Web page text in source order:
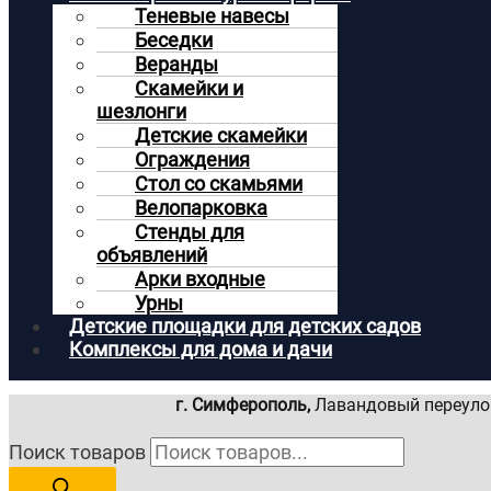
Теневые навесы
Беседки
Веранды
Скамейки и
шезлонги
Детские скамейки
Ограждения
Стол со скамьями
Велопарковка
Стенды для
объявлений
Арки входные
Урны
Детские площадки для детских садов
Комплексы для дома и дачи
г. Симферополь,Лавандовый
Поиск товаров